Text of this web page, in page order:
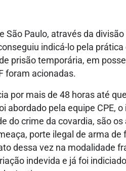
São Paulo, através da
indicá-lo pela
prisão temporária, em
foram acionadas.
por mais de 48 horas até
abordado pela equipe CPE,
do crime da covardia, são
porte ilegal de arma
dessa vez na modalidade
indevida e já foi